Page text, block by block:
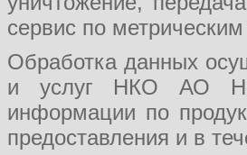
сервис по
Обработка данных
и услуг НКО АО НРД,
информации по
предоставления и в